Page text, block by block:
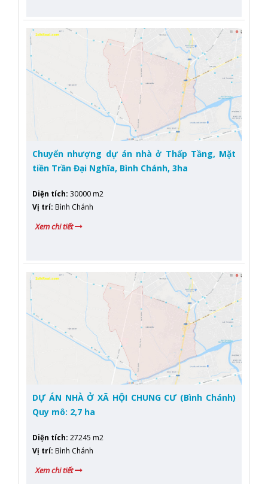
Chuyển nhượng dự án nhà ở Thấp Tầng, Mặt
tiền Trần Đại Nghĩa, Bình Chánh, 3ha
Diện tích: 30000 m2
Vị trí: Bình Chánh
Xem chi tiết
DỰ ÁN NHÀ Ở XÃ HỘI CHUNG CƯ (Bình Chánh)
Quy mô: 2,7 ha
Diện tích: 27245 m2
Vị trí: Bình Chánh
Xem chi tiết